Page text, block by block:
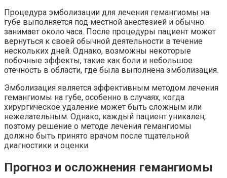
Процедура эмболизации для лечения гемангиомы на
губе выполняется под местной анестезией и обычно
занимает около часа. После процедуры пациент может
вернуться к своей обычной деятельности в течение
нескольких дней. Однако, возможны некоторые
побочные эффекты, такие как боли и небольшое
отечность в области, где была выполнена эмболизация.
Эмболизация является эффективным методом лечения
гемангиомы на губе, особенно в случаях, когда
хирургическое удаление может быть сложным или
нежелательным. Однако, каждый пациент уникален,
поэтому решение о методе лечения гемангиомы
должно быть принято врачом после тщательной
диагностики и оценки.
Прогноз и осложнения гемангиомы